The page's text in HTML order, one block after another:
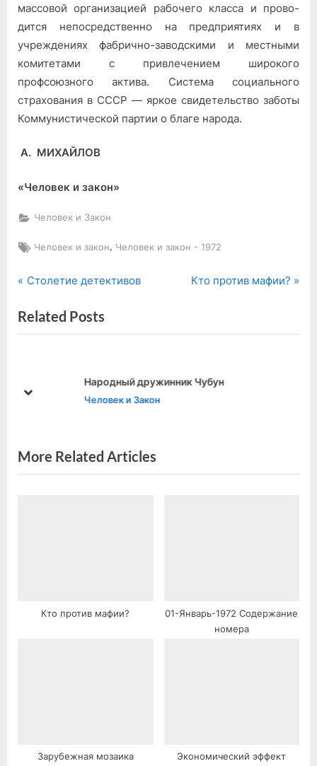
массовой организа­цией рабочего класса и прово­
дится непосредственно на пред­приятиях и в
учреждениях фабрично-заводскими и мест­ными
комитетами с привлече­нием широкого
профсоюзного актива. Система социального
страхования в СССР — яркое свидетельство заботы
Комму­нистической партии о благе народа.
А. МИХАЙЛОВ
«Человек и закон»
Человек и Закон
Tags:
Человек и закон, Человек и закон - 1972
Навигация
по
записям
P
e
v
u
s
Столетие детективов
N
t
s
Кто против мафии?
Related Posts
Народный дружинник Чубун
Человек и Закон
prev
next
More Related Articles
Кто против мафии?
01-Январь-1972 Содержание
номера
Зарубежная мозаика Экономический эффект